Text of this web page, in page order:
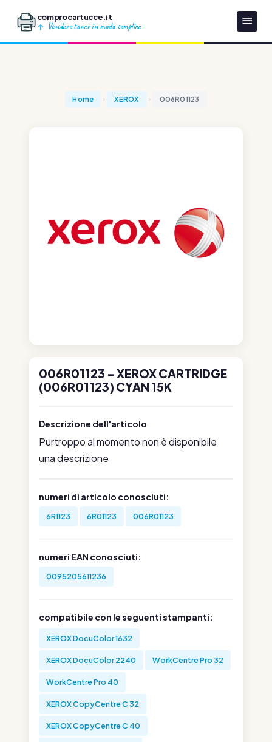
comprocartucce.it
Vendere toner in modo semplice
Home XEROX 006R01123
006R01123 - XEROX CARTRIDGE
(006R01123) CYAN 15K
Descrizione dell'articolo
Purtroppo al momento non è disponibile
una descrizione
numeri di articolo conosciuti:
6R1123 6R01123 006R01123
numeri EAN conosciuti:
0095205611236
compatibile con le seguenti stampanti:
XEROX DocuColor 1632
XEROX DocuColor 2240 WorkCentre Pro 32
WorkCentre Pro 40
XEROX CopyCentre C 32
XEROX CopyCentre C 40